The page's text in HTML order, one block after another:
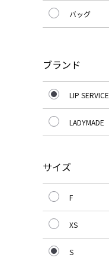
バッグ
ブランド
LIP SERVICE
LADYMADE
サイズ
F
XS
S